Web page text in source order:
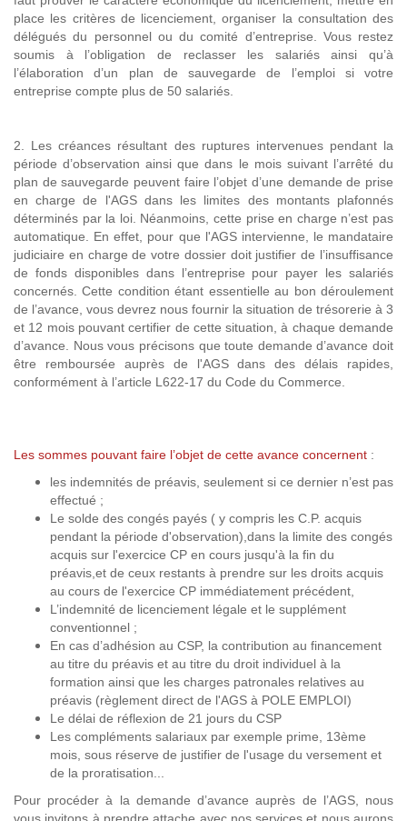
place les critères de licenciement, organiser la consultation des
délégués du personnel ou du comité d’entreprise. Vous restez
soumis à l’obligation de reclasser les salariés ainsi qu’à
l’élaboration d’un plan de sauvegarde de l’emploi si votre
entreprise compte plus de 50 salariés.
2. Les créances résultant des ruptures intervenues pendant la
période d’observation ainsi que dans le mois suivant l’arrêté du
plan de sauvegarde peuvent faire l’objet d’une demande de prise
en charge de l'AGS dans les limites des montants plafonnés
déterminés par la loi. Néanmoins, cette prise en charge n’est pas
automatique. En effet, pour que l'AGS intervienne, le mandataire
judiciaire en charge de votre dossier doit justifier de l’insuffisance
de fonds disponibles dans l’entreprise pour payer les salariés
concernés. Cette condition étant essentielle au bon déroulement
de l’avance, vous devrez nous fournir la situation de trésorerie à 3
et 12 mois pouvant certifier de cette situation, à chaque demande
d’avance. Nous vous précisons que toute demande d’avance doit
être remboursée auprès de l'AGS dans des délais rapides,
conformément à l’article L622-17 du Code du Commerce.
Les sommes pouvant faire l’objet de cette avance concernent :
les indemnités de préavis, seulement si ce dernier n’est pas
effectué ;
Le solde des congés payés ( y compris les C.P. acquis
pendant la période d'observation),dans la limite des congés
acquis sur l'exercice CP en cours jusqu'à la fin du
préavis,et de ceux restants à prendre sur les droits acquis
au cours de l'exercice CP immédiatement précédent,
L’indemnité de licenciement légale et le supplément
conventionnel ;
En cas d’adhésion au CSP, la contribution au financement
au titre du préavis et au titre du droit individuel à la
formation ainsi que les charges patronales relatives au
préavis (règlement direct de l'AGS à POLE EMPLOI)
Le délai de réflexion de 21 jours du CSP
Les compléments salariaux par exemple prime, 13ème
mois, sous réserve de justifier de l'usage du versement et
de la proratisation...
Pour procéder à la demande d’avance auprès de l’AGS, nous